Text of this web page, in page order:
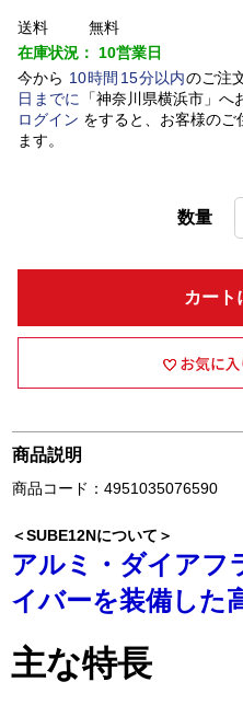
送料
無料
在庫状況： 10営業日
今から 10時間 15分以内のご注
日 までに 「神奈川県横浜市」 へ
ログイン をすると、お客様の
ます。
数量
カート
商品説明
商品コード：4951035076590
＜SUBE12Nについて＞
アルミ・ダイアフ
イバーを装備した
主な特長